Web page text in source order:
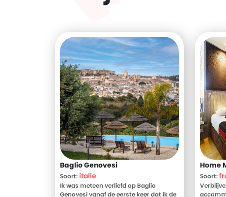
Baglio Genovesi
Soort:italie
Ik was meteen verliefd op Baglio
Genovesi vanaf de eerste keer dat ik de
Home
Soort: